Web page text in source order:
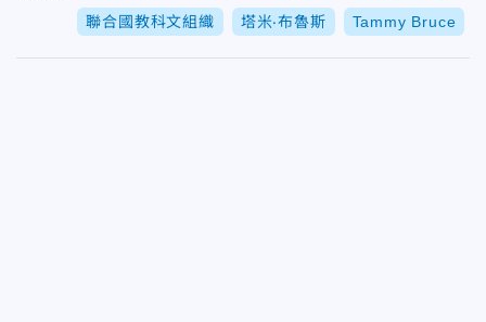
聯合國教科文組織 塔米‧布魯斯 Tammy Bruce